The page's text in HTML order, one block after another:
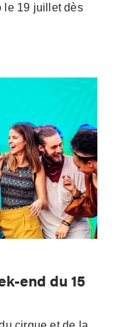
le 19 juillet dès
end du 15